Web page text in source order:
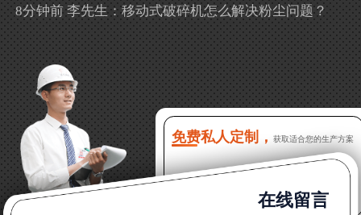
8分钟前 李先生：移动式破碎机怎么解决粉尘问题？
吗？
16分钟前 程先生：破碎生产线出个方案及报价，有什
么售后服务？
22分钟前 郑女士：想了解时产500吨锤破，加工石灰石
31分钟前 吴先生：成套石头破碎设备有吗？给个详细
免费私人定制， 获取适合您的生产方案
在线留言